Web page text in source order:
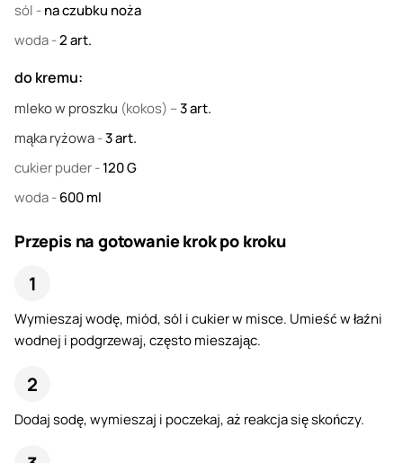
sól -na czubku noża
woda-2art.
do kremu:
mleko w proszku (kokos) –3art.
mąka ryżowa-3art.
cukier puder-120G
woda-600ml
Przepis na gotowanie krok po kroku
Wymieszaj wodę, miód, sól i cukier w misce. Umieść w łaźni
wodnej i podgrzewaj, często mieszając.
Dodaj sodę, wymieszaj i poczekaj, aż reakcja się skończy.